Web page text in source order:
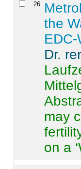
26.
the
EDC-
Dr.
may
on a